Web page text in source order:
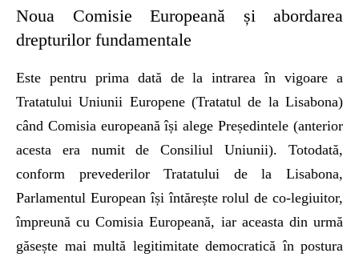
Noua Comisie Europeană și abordarea
drepturilor fundamentale
Este pentru prima dată de la intrarea în vigoare a
Tratatului Uniunii Europene (Tratatul de la Lisabona)
când Comisia europeană își alege Președintele (anterior
acesta era numit de Consiliul Uniunii). Totodată,
conform prevederilor Tratatului de la Lisabona,
Parlamentul European își întărește rolul de co-legiuitor,
împreună cu Comisia Europeană, iar aceasta din urmă
găsește mai multă legitimitate democratică în postura